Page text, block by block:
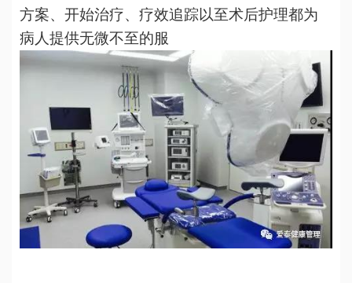
方案、开始治疗、疗效追踪以至术后护理都为
病人提供无微不至的服